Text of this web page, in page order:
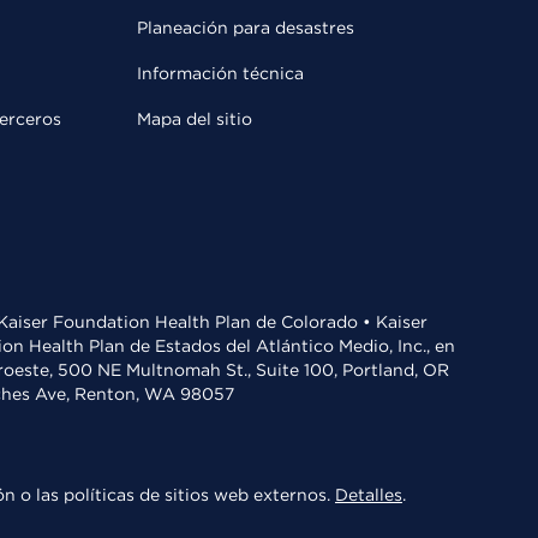
Planeación para desastres
Información técnica
Mapa del sitio
Foundation Health Plan de Colorado • Kaiser
Health Plan de Estados del Atlántico Medio, Inc., en
500 NE Multnomah St., Suite 100, Portland, OR
Ave, Renton, WA 98057
o las políticas de sitios web externos. Detalles.